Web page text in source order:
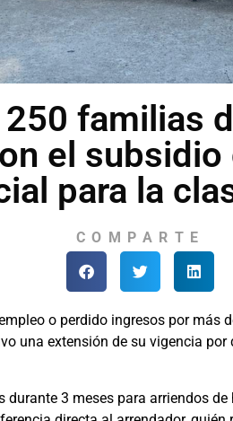
familias
el subsidio
para la
COMPARTE
o perdido ingresos por más
una extensión de su vigencia
3 meses para arriendos